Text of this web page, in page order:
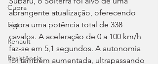
Cupra
Fiat
Renault
Resistência
abrangente atualização, oferecendo
agora uma potência total de 338
cavalos. A aceleração de 0 a 100 km/h
faz-se em 5,1 segundos. A autonomia
foi também aumentada, ultrapassando